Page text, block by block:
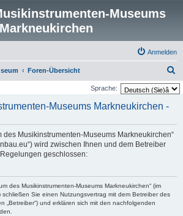
Museums
Markneukirchen
Anmelden
Foren-Übersicht
u
Sprache:
Museums Markneukirchen -
des Musikinstrumenten-Museums Markneukirchen“
wird zwischen Ihnen und dem Betreiber
geschlossen:
des Musikinstrumenten-Museums Markneukirchen“ (im
schließen Sie einen Nutzungsvertrag mit dem Betreiber des
„Betreiber“) und erklären sich mit den nachfolgenden